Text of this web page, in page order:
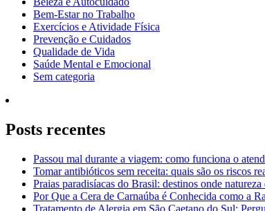
Bem-Estar no Trabalho
Exercícios e Atividade Física
Prevenção e Cuidados
Qualidade de Vida
Saúde Mental e Emocional
Sem categoria
Posts recentes
Passou mal durante a viagem: como funciona o
Tomar antibióticos sem receita: quais são os riscos
Praias paradisíacas do Brasil: destinos onde
Por Que a Cera de Carnaúba é Conhecida como a
Tratamento de Alergia em São Caetano do Sul: